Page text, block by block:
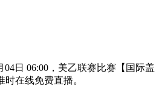
日 06:00，美乙联赛比赛【国际盖
在线免费直播。